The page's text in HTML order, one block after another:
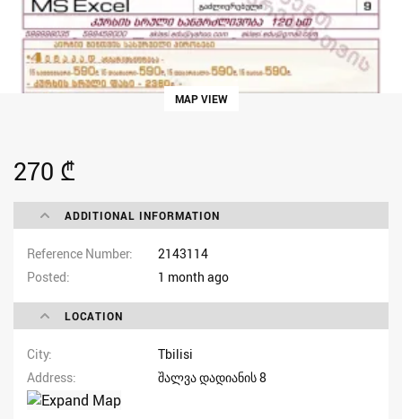
MAP VIEW
270 ₾
ADDITIONAL INFORMATION
Reference Number
2143114
Posted
1 month ago
LOCATION
City
Tbilisi
Address
შალვა დადიანის 8